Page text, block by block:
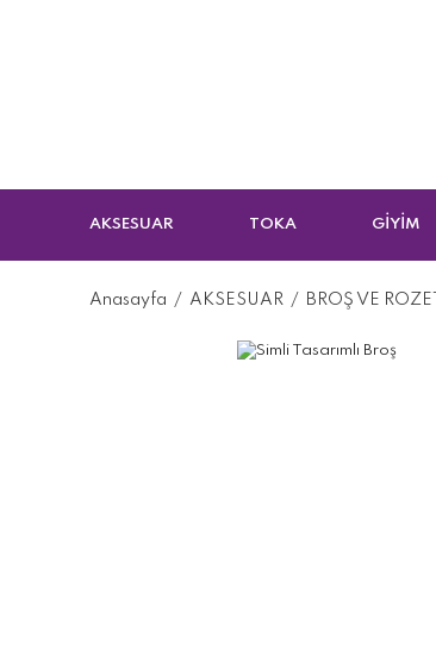
AKSESUAR TOKA GİYİM
Anasayfa AKSESUAR BROŞ VE ROZET